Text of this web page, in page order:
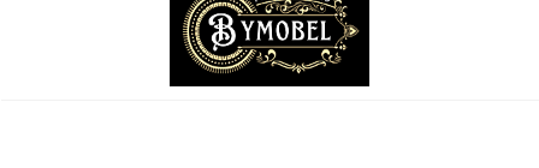
Yönetici Koltukları
Resepsiyon Mobilyaları